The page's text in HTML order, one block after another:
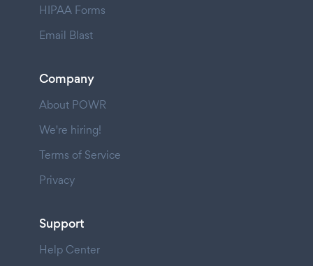
HIPAA Forms
Email Blast
Company
About POWR
We're hiring!
Terms of Service
Privacy
Support
Help Center